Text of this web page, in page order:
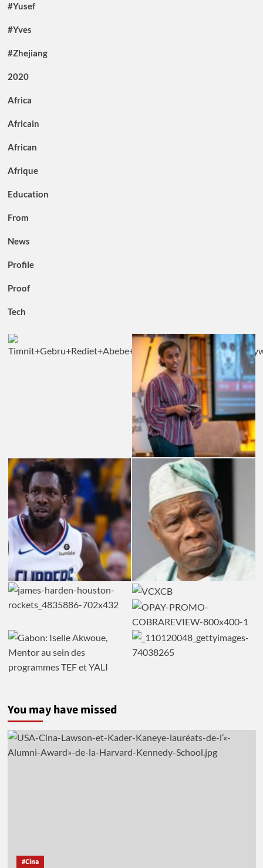
#Yusef
#Yves
#Zhejiang
2020
Africa
Africain
African
Afrique
Education
From
News
Profile
Proof
Tech
You may have missed
#Cina